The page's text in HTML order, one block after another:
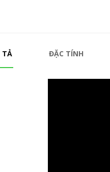
TẢ ĐẶC TÍNH